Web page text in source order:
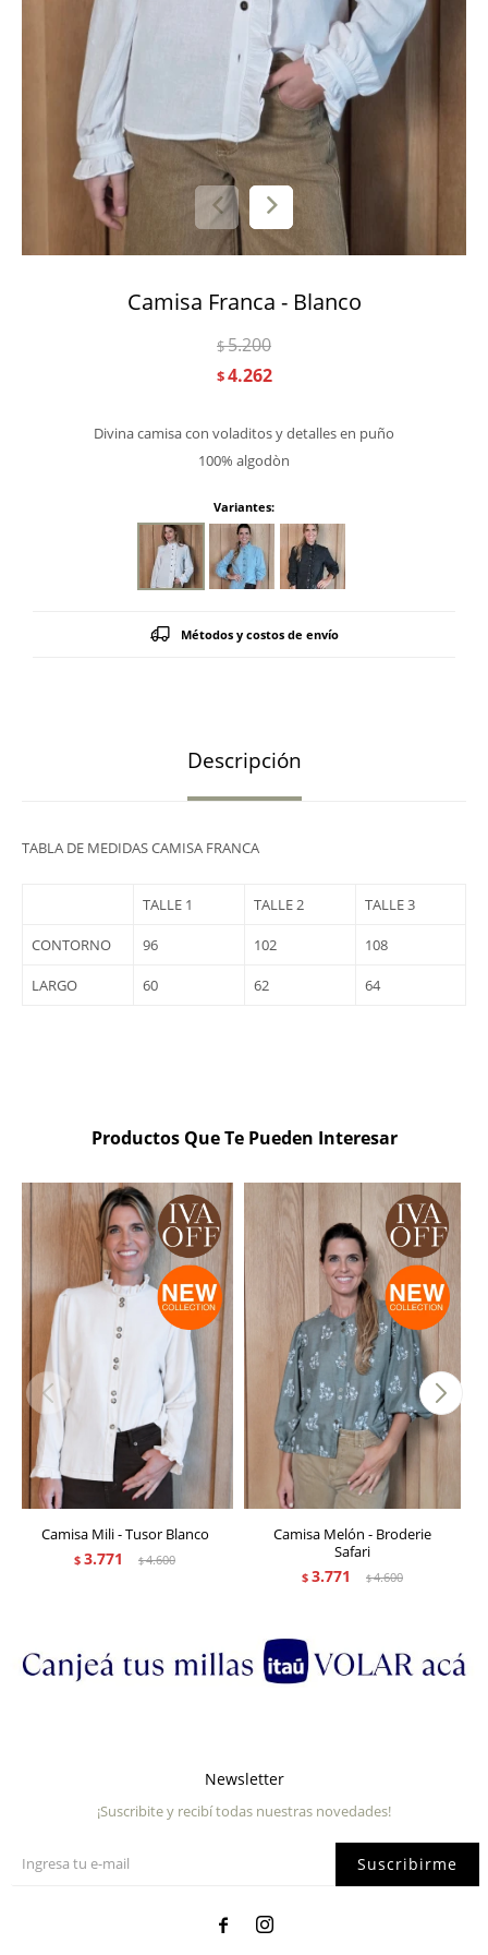
Camisa Franca - Blanco
$4.262
$5.200
Divina camisa con voladitos y detalles en puño
100% algodòn
Variantes:
Métodos y costos de envío
Descripción
TABLA DE MEDIDAS CAMISA FRANCA
TALLE 1 TALLE 2 TALLE 3
CONTORNO 96 102 108
LARGO 60 62 64
Productos Que Te Pueden Interesar
Camisa Mili - Tusor Blanco
$ 3.771 $4.600
Camisa Melón - Broderie
Safari
$ 3.771 $4.600
Newsletter
¡Suscribite y recibí todas nuestras novedades!
Suscribirme
 